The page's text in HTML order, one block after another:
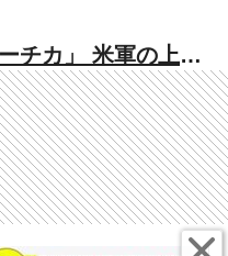
チカ」 米軍の上陸
化進む“戦争の証